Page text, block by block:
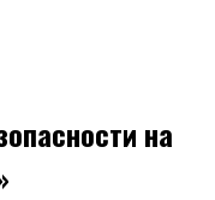
на